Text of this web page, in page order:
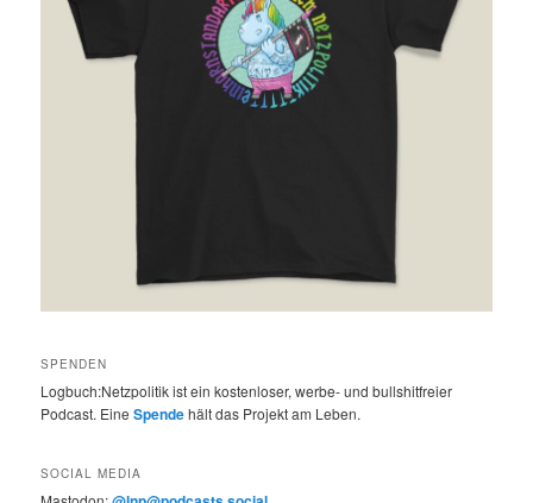
SPENDEN
Logbuch:Netzpolitik ist ein kostenloser, werbe- und bullshitfreier
Podcast. EineSpendehält das Projekt am Leben.
SOCIAL MEDIA